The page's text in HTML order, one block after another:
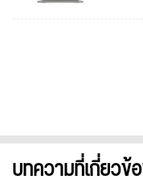
บทความที่เกี่ยวข้